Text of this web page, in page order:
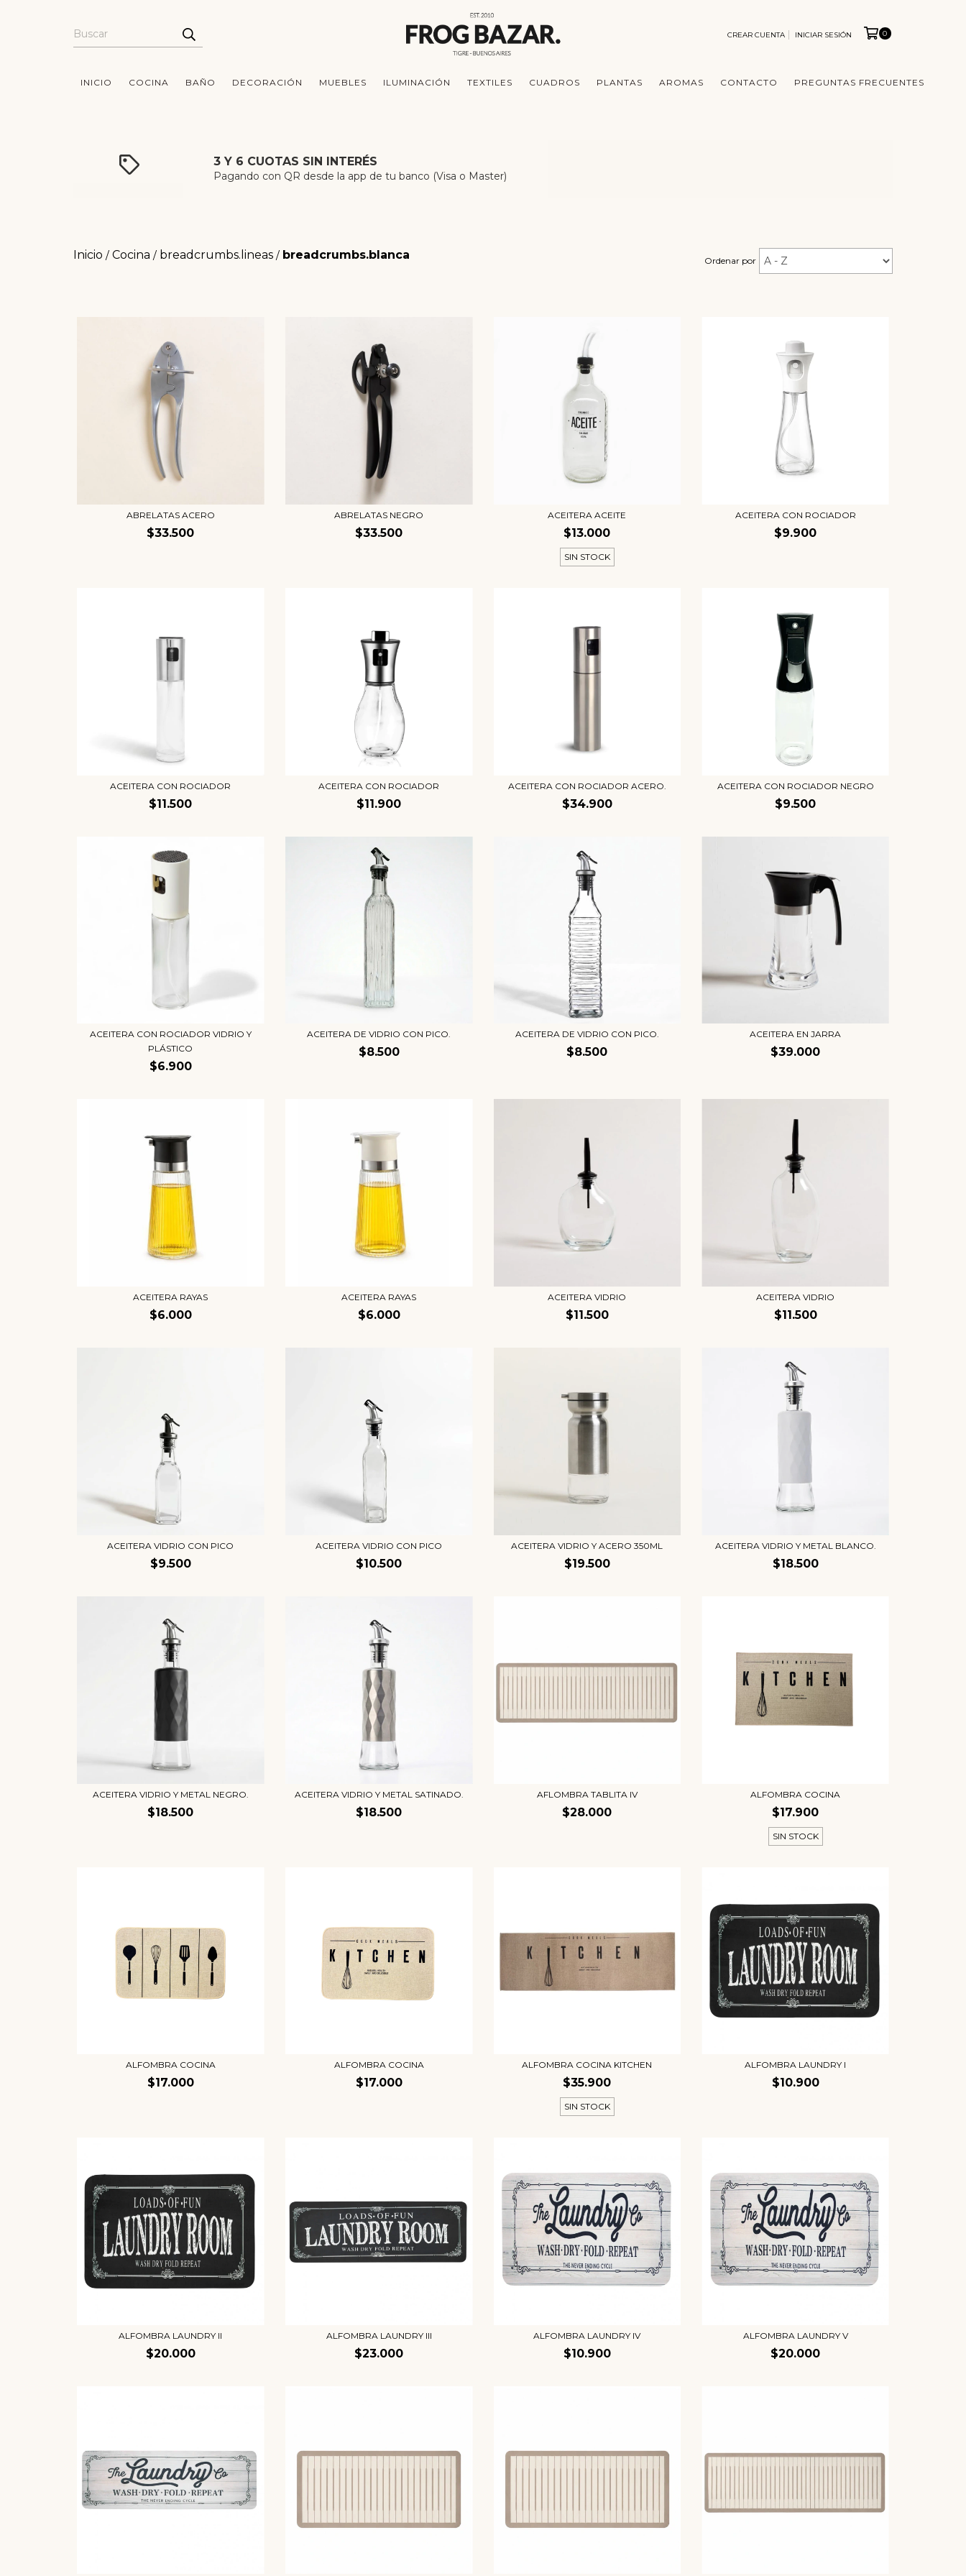
CREAR CUENTA INICIAR SESIÓN 0
INICIO COCINA BAÑO DECORACIÓN MUEBLES ILUMINACIÓN TEXTILES CUADROS PLANTAS AROMAS CONTACTO PREGUNTAS FRECUENTES
3 Y 6 CUOTAS SIN INTERÉS
Pagando con QR desde la app de tu banco (Visa o Master)
Inicio / Cocina / breadcrumbs.lineas / breadcrumbs.blanca Ordenar por
ABRELATAS ACERO
$33.500
ABRELATAS NEGRO
$33.500
ACEITERA ACEITE
$13.000
SIN STOCK
ACEITERA CON ROCIADOR
$9.900
ACEITERA CON ROCIADOR
$11.500
ACEITERA CON ROCIADOR
$11.900
ACEITERA CON ROCIADOR ACERO.
$34.900
ACEITERA CON ROCIADOR NEGRO
$9.500
ACEITERA CON ROCIADOR VIDRIO Y
PLÁSTICO
$6.900
ACEITERA DE VIDRIO CON PICO.
$8.500
ACEITERA DE VIDRIO CON PICO.
$8.500
ACEITERA EN JARRA
$39.000
ACEITERA RAYAS
$6.000
ACEITERA RAYAS
$6.000
ACEITERA VIDRIO
$11.500
ACEITERA VIDRIO
$11.500
ACEITERA VIDRIO CON PICO
$9.500
ACEITERA VIDRIO CON PICO
$10.500
ACEITERA VIDRIO Y ACERO 350ML
$19.500
ACEITERA VIDRIO Y METAL BLANCO.
$18.500
ACEITERA VIDRIO Y METAL NEGRO.
$18.500
ACEITERA VIDRIO Y METAL SATINADO.
$18.500
AFLOMBRA TABLITA IV
$28.000
ALFOMBRA COCINA
$17.900
SIN STOCK
ALFOMBRA COCINA
$17.000
ALFOMBRA COCINA
$17.000
ALFOMBRA COCINA KITCHEN
$35.900
SIN STOCK
ALFOMBRA LAUNDRY I
$10.900
ALFOMBRA LAUNDRY II
$20.000
ALFOMBRA LAUNDRY III
$23.000
ALFOMBRA LAUNDRY IV
$10.900
ALFOMBRA LAUNDRY V
$20.000